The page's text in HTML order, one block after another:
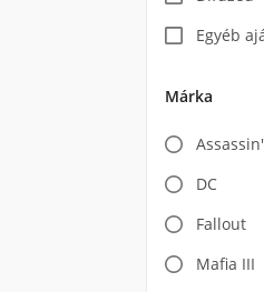
Egyéb
Márka
DC
Fallout
Mafia III